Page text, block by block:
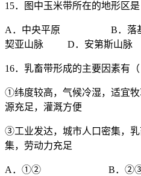
15．图中玉米带所在的地形区
A．中央平原 B．
契亚山脉 D．安第斯山脉
16．乳畜带形成的主要因素有
①纬度较高，气候冷湿，适
源充足，灌溉方便
③工业发达，城市人口密集，
集，劳动力充足
A．①② B．